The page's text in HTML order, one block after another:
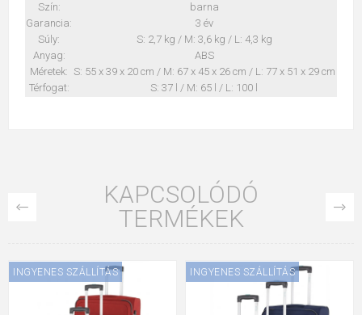
Szín:
barna
Garancia:
3 év
Súly:
S: 2,7 kg / M: 3,6 kg / L: 4,3 kg
Anyag:
ABS
Méretek: S: 55 x 39 x 20 cm / M: 67 x 45 x 26 cm / L: 77 x 51 x 29 cm
Térfogat:
S: 37 l / M: 65 l / L: 100 l
KAPCSOLÓDÓ
TERMÉKEK
INGYENES SZÁLLÍTÁS INGYENES SZÁLLÍTÁS